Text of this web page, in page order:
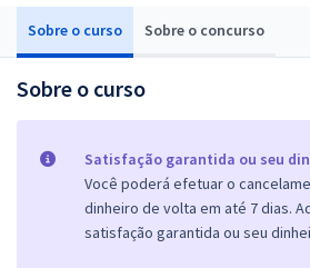
Sobre o curso Sobre o concurso
Sobre o curso
Satisfação garantida ou seu
Você poderá efetuar o
dinheiro de volta em até 7 dias.
satisfação garantida ou seu